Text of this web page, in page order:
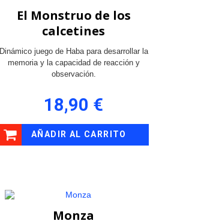
El Monstruo de los
calcetines
Dinámico juego de Haba para desarrollar la
memoria y la capacidad de reacción y
observación.
18,90 €
AÑADIR AL CARRITO
Monza